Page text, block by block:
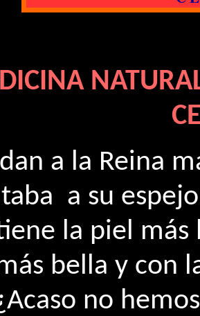
a la Reina
a su
la piel más
bella y con
no